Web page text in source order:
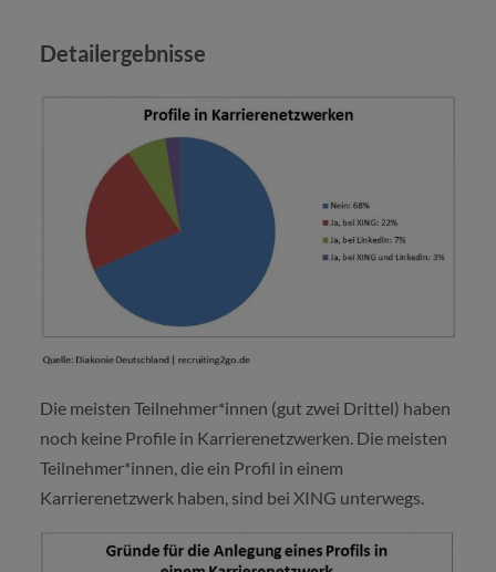
Detailergebnisse
Die meisten Teilnehmer*innen (gut zwei Drittel) haben
noch keine Profile in Karrierenetzwerken. Die meisten
Teilnehmer*innen, die ein Profil in einem
Karrierenetzwerk haben, sind bei XING unterwegs.